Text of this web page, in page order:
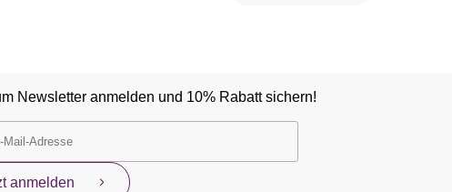
Newsletter anmelden und 10% Rabatt sichern!
anmelden